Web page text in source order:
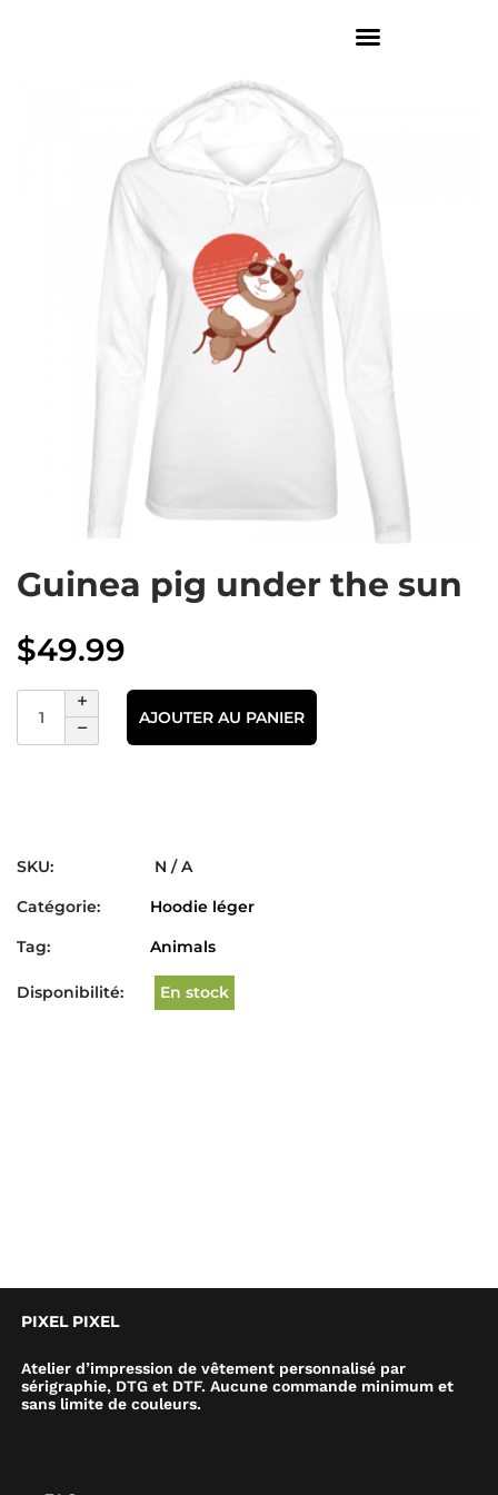
Guinea pig under the sun
$49.99
AJOUTER AU PANIER
SKU:
N / A
Catégorie:
Hoodie léger
Tag:
Animals
Disponibilité: En stock
PIXEL PIXEL
Atelier d’impression de vêtement personnalisé par
sérigraphie, DTG et DTF. Aucune commande minimum et
sans limite de couleurs.